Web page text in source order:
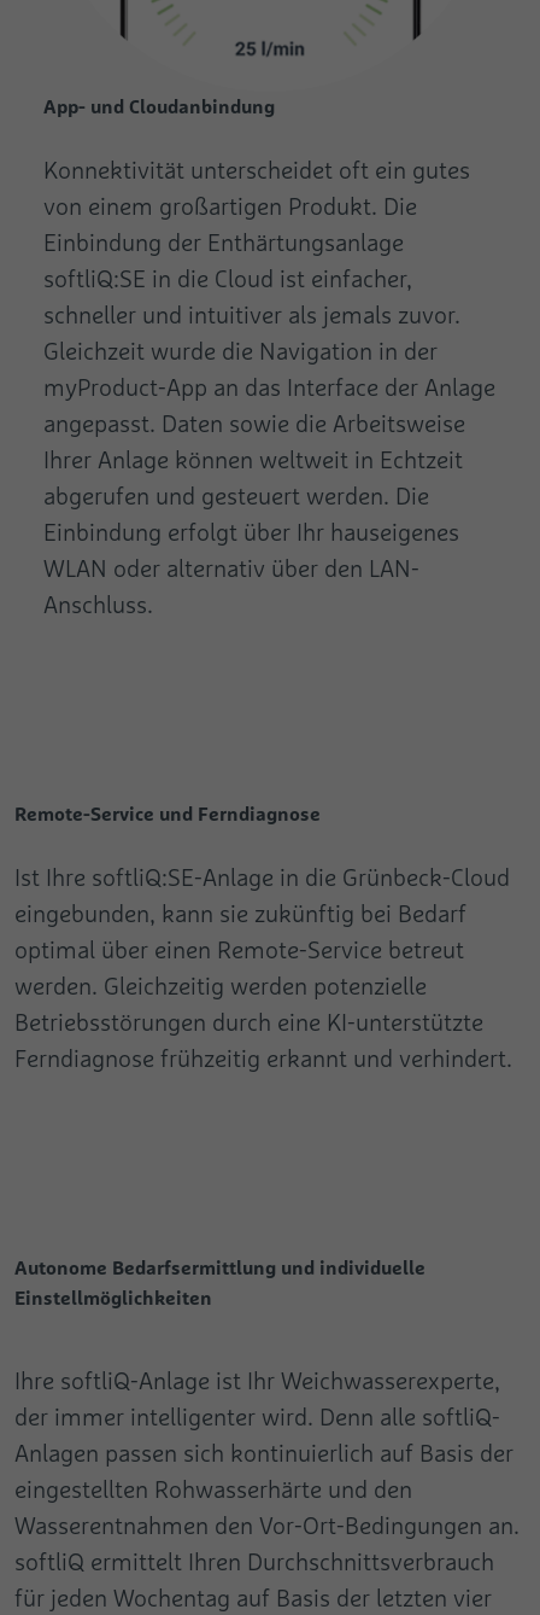
App- und Cloudanbindung
Konnektivität unterscheidet oft ein gutes
von einem großartigen Produkt. Die
Einbindung der Enthärtungsanlage
softliQ:SE in die Cloud ist einfacher,
schneller und intuitiver als jemals zuvor.
Gleichzeit wurde die Navigation in der
myProduct-App an das Interface der Anlage
angepasst. Daten sowie die Arbeits­weise
Ihrer Anlage können weltweit in Echtzeit
abgerufen und gesteuert werden. Die
Einbindung erfolgt über Ihr hauseigenes
WLAN oder alternativ über den LAN-
Anschluss.
Remote-Service und Ferndiagnose
Ist Ihre softliQ:SE-Anlage in die Grünbeck-Cloud
eingebunden, kann sie zukünftig bei Bedarf
optimal über einen Remote-Service betreut
werden. Gleichzeitig werden potenzielle
Betriebs­störungen durch eine KI-unterstützte
Ferndiagnose frühzeitig erkannt und verhindert.
Autonome Bedarfsermittlung und individuelle
Einstellmöglichkeiten
Ihre softliQ-Anlage ist Ihr Weichwasserexperte,
der immer intelligenter wird. Denn alle softliQ-
Anlagen passen sich kontinuierlich auf Basis der
eingestellten Rohwasserhärte und den
Wasserentnahmen den Vor-Ort-Bedingungen an.
softliQ ermittelt Ihren Durchschnittsverbrauch
für jeden Wochentag auf Basis der letzten vier